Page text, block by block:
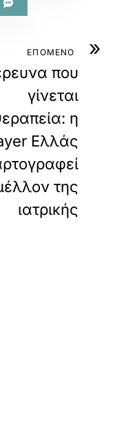
»
ΕΠΟΜΕΝΟ
που
γίνεται
η
Ελλάς
της
ιατρικής